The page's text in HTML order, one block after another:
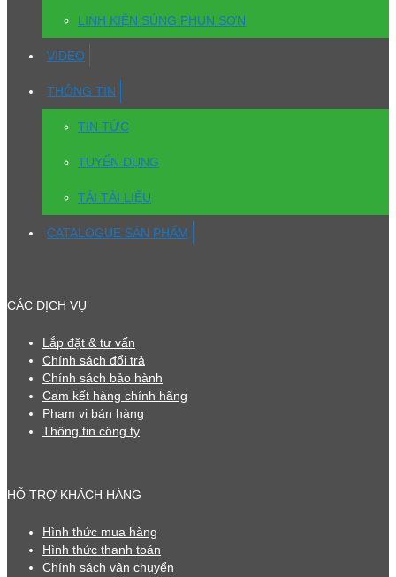
LINH KIỆN SÚNG PHUN SƠN
VIDEO
THÔNG TIN
TIN TỨC
TUYỂN DỤNG
TẢI TÀI LIỆU
CATALOGUE SẢN PHẨM
CÁC DỊCH VỤ
Lắp đặt & tư vấn
Chính sách đổi trả
Chính sách bảo hành
Cam kết hàng chính hãng
Phạm vi bán hàng
Thông tin công ty
HỖ TRỢ KHÁCH HÀNG
Hình thức mua hàng
Hình thức thanh toán
Chính sách vận chuyển